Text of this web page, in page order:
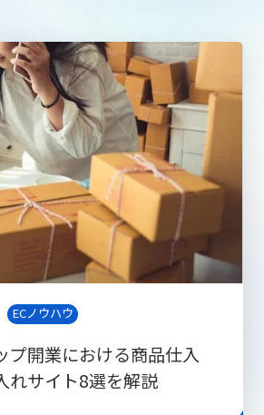
ECノウハウ
プ開業における商品仕入
れサイト8選を解説